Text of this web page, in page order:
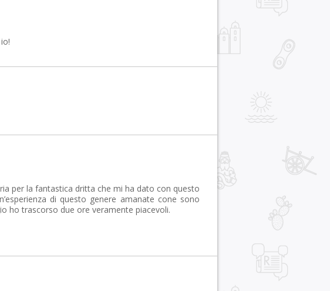
per la fantastica dritta che mi ha dato con questo
di questo genere amanate cone sono
ho trascorso due ore veramente piacevoli.